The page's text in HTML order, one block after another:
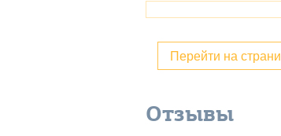
Перейти на
Отзывы